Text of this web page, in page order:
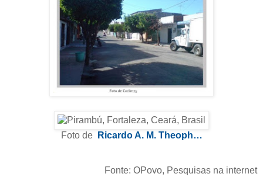
Foto de Ricardo A. M. Theoph…
Fonte: OPovo, Pesquisas na internet